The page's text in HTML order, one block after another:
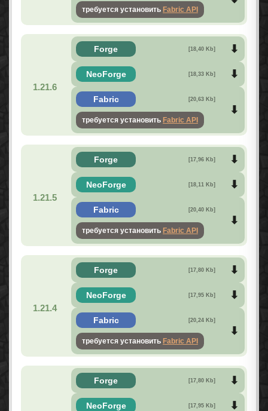
требуется установить Fabric API
1.21.6
Forge [18,40 Kb]
NeoForge [18,33 Kb]
Fabric [20,63 Kb]
требуется установить Fabric API
1.21.5
Forge [17,96 Kb]
NeoForge [18,11 Kb]
Fabric [20,40 Kb]
требуется установить Fabric API
1.21.4
Forge [17,80 Kb]
NeoForge [17,95 Kb]
Fabric [20,24 Kb]
требуется установить Fabric API
Forge [17,80 Kb]
NeoForge [17,95 Kb]